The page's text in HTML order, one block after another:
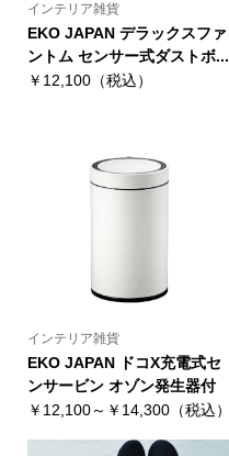
インテリア雑貨
EKO JAPAN デラックスファ
ントム センサー式ダストボ...
￥12,100（税込）
インテリア雑貨
EKO JAPAN ドコX充電式セ
ンサービン オゾン発生器付
￥12,100～￥14,300（税込）